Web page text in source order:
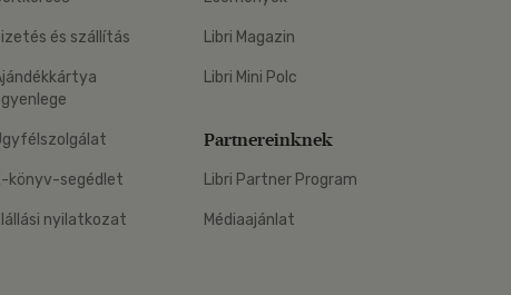
és szállítás
könyv-segédlet
nyilatkozat
Libri Magazin
Libri Mini Polc
Partnereinknek
Libri Partner Program
Médiaajánlat